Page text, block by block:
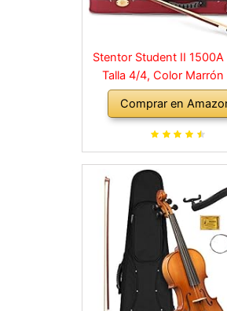
Stentor Student II 1500A
Talla 4/4, Color Marrón
Comprar en